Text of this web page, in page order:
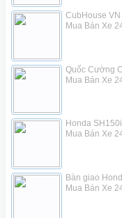
CubHouse
Mua Bán Xe
Quốc Cường
Mua Bán Xe
Honda
Mua Bán Xe
Bàn giao
Mua Bán Xe